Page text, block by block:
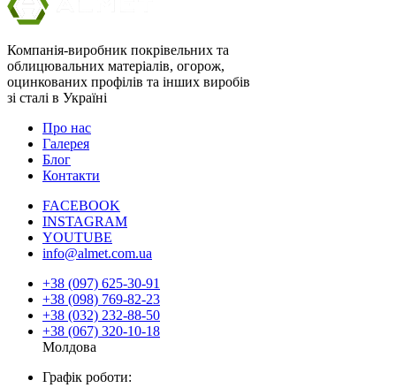
Компанія-виробник покрівельних та
облицювальних матеріалів, огорож,
оцинкованих профілів та інших виробів
зі сталі в Україні
Про нас
Галерея
Блог
Контакти
FACEBOOK
INSTAGRAM
YOUTUBE
info@almet.com.ua
+38 (097) 625-30-91
+38 (098) 769-82-23
+38 (032) 232-88-50
+38 (067) 320-10-18
Молдова
Графік роботи: